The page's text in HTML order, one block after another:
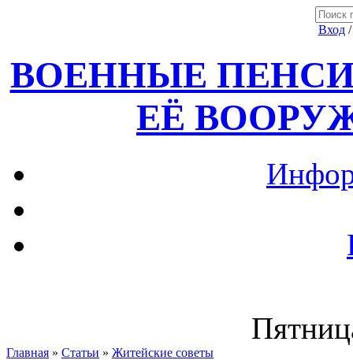
Вход
ВОЕННЫЕ
ЕЁ
Главная » Статьи » Житейские советы